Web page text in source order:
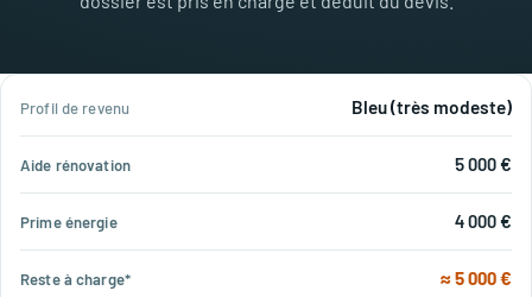
Profil
revenu
rénovation
énergie
Reste à
charge*
Bleu (très modeste)
5 000 €
4 000 €
≈ 5 000 €